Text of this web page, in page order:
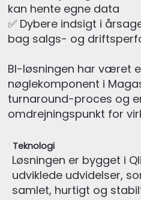
kan hente egne data
✅ Dybere indsigt i
bag salgs- og
BI-løsningen har været
nøglekomponent i
turnaround-proces og
omdrejningspunkt for
Teknologi
Løsningen er bygget i
udviklede udvidelser,
samlet, hurtigt og